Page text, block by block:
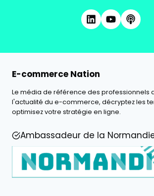
E-commerce Nation
Le média de référence des professionnels
l'actualité du e-commerce, décryptez les
optimisez votre stratégie en ligne.
Ambassadeur de la